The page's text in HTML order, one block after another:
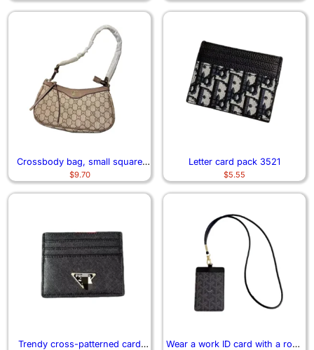
Crossbody bag, small square
bag 6746
$9.70
Letter card pack 3521
$5.55
Trendy cross-patterned card
Wear a work ID card with a rope